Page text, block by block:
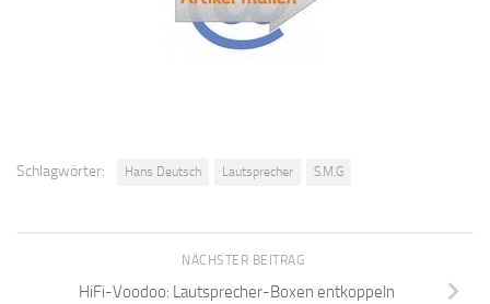
Schlagwörter: Hans Deutsch Lautsprecher S.M.G
NÄCHSTER BEITRAG
HiFi-Voodoo: Lautsprecher-Boxen entkoppeln